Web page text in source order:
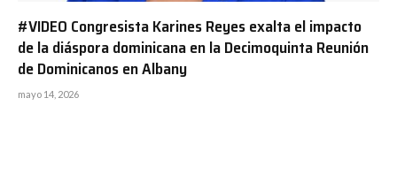
#VIDEO Congresista Karines Reyes exalta el impacto
de la diáspora dominicana en la Decimoquinta Reunión
de Dominicanos en Albany
mayo 14, 2026